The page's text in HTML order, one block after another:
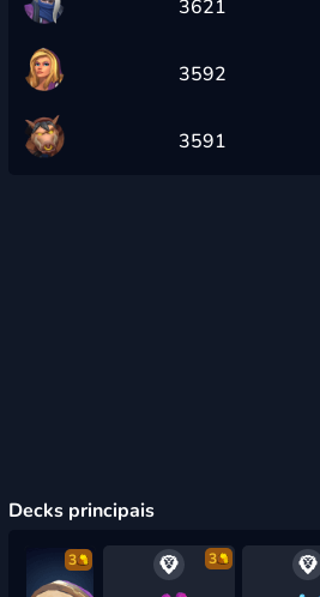
3621
3592
3591
Decks principais
3 3